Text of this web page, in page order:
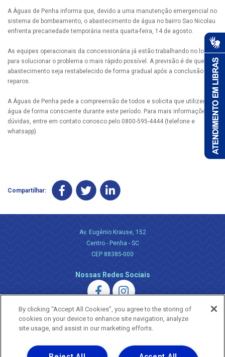
A Águas de Penha informa que, devido a uma manutenção emergencial no
sistema de bombeamento, o abastecimento de água no bairro Sao Nicolau
enfrenta precariedade temporária nesta quarta-feira, 14 de agosto.
As equipes operacionais da concessionária já estão trabalhando no local
para solucionar o problema o mais rápido possível. A previsão é de que o
abastecimento seja restabelecido de forma gradual após a conclusão dos
reparos.
A Águas de Penha pede a compreensão de todos e solicita que utilizem a
água de forma consciente durante este período. Para mais informações ou
dúvidas, entre em contato conosco pelo 0800-595-4444 (telefone e
whatsapp).
Compartilhar:
Av. Eugênio Krause, 152
Centro - Penha - SC
CEP 88385-000
Nossas Redes Sociais
Uma empresa
Copyright ® 2026 - Todos os Direitos Reservados.
By clicking “Accept All Cookies”, you agree to the storing of
cookies on your device to enhance site navigation, analyze
site usage, and assist in our marketing efforts.